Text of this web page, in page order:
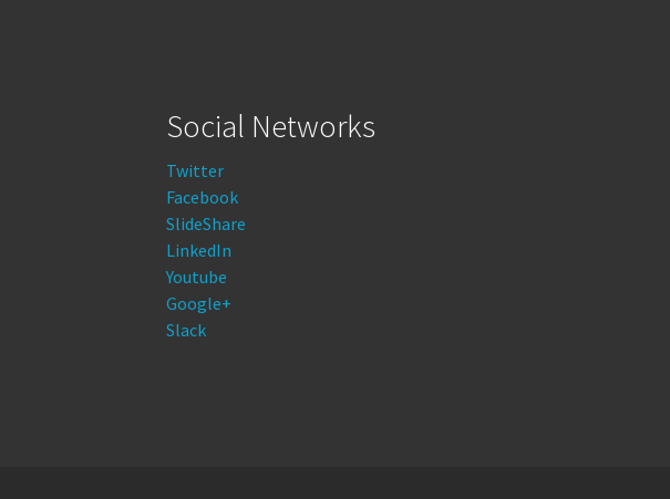
Social Networks
Twitter
Facebook
SlideShare
LinkedIn
Youtube
Google+
Slack